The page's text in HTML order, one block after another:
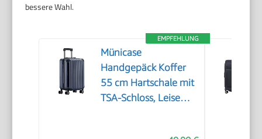
bessere Wahl.
EMPFEHLUNG
Münicase
Handgepäck Koffer
55 cm Hartschale mit
TSA-Schloss, Leise